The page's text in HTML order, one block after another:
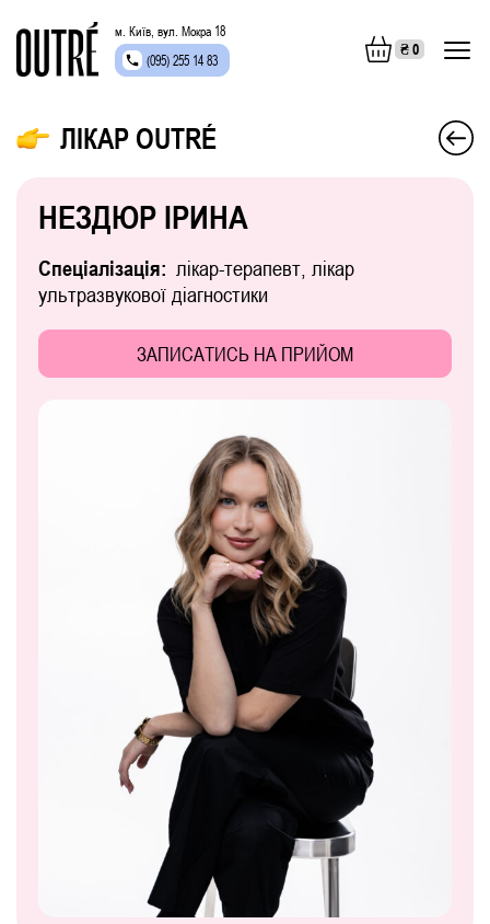
м. Київ, вул. Мокра 18
(095) 255 14 83
₴0
ЛІКАР OUTRÉ
НЕЗДЮР ІРИНА
Спеціалізація: лікар-терапевт, лікар
ультразвукової діагностики
ЗАПИСАТИСЬ НА ПРИЙОМ